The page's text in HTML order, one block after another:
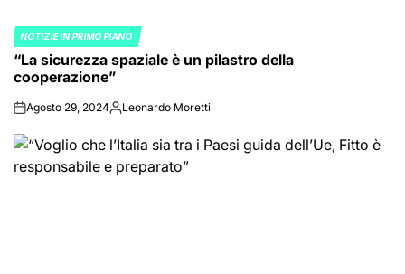
POSTED
IN
NOTIZIE IN PRIMO PIANO
“La sicurezza spaziale è un pilastro della
cooperazione”
onAgosto 29, 2024Posted
Leonardo Moretti